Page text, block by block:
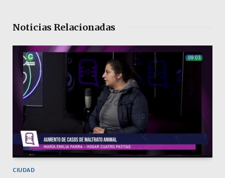
Noticias Relacionadas
CIUDAD